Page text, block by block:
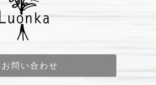
お問い合わせ